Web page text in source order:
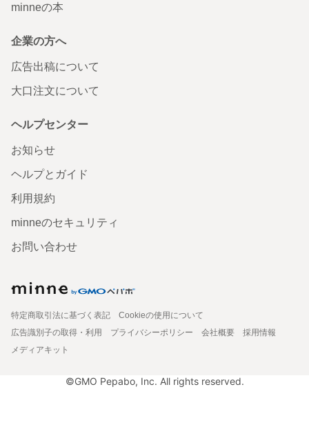
minneの本
企業の方へ
広告出稿について
大口注文について
ヘルプセンター
お知らせ
ヘルプとガイド
利用規約
minneのセキュリティ
お問い合わせ
特定商取引法に基づく表記
Cookieの使用について
広告識別子の取得・利用
プライバシーポリシー 会社概要
採用情報
メディアキット
©GMO Pepabo, Inc. All rights reserved.